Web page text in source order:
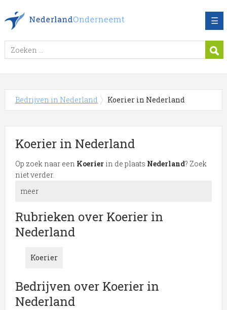
☰
Bedrijven in Nederland Koerier in Nederland
Koerier in Nederland
Op zoek naar een Koerierin de plaats Nederland? Zoek
niet verder.
meer
Meer over Koerier in Nederland
Onderstaand vindt u een overzicht van alle
betreffende de onderneming of contactgegevens. De
lijst is gekoppeld aan Koerier in Nederland.
Rubrieken over Koerier in
Nederland
Koerier
Bedrijven over Koerier in
Nederland